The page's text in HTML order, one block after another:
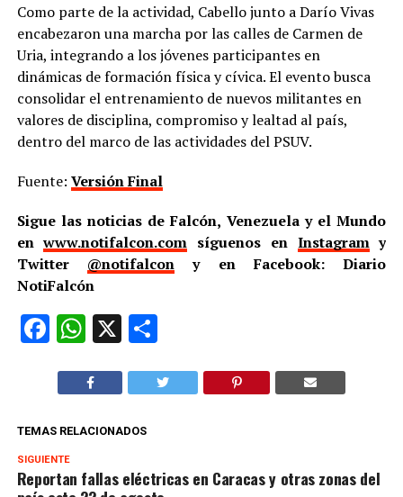
Como parte de la actividad, Cabello junto a Darío Vivas
encabezaron una marcha por las calles de Carmen de
Uria, integrando a los jóvenes participantes en
dinámicas de formación física y cívica. El evento busca
consolidar el entrenamiento de nuevos militantes en
valores de disciplina, compromiso y lealtad al país,
dentro del marco de las actividades del PSUV.
Fuente: Versión Final
Sigue las noticias de Falcón, Venezuela y el Mundo
enwww.notifalcon.com síguenos en Instagramy
Twitter @notifalcon y en Facebook: Diario
NotiFalcón
Facebook
WhatsApp
X Compartir
TEMAS RELACIONADOS
SIGUIENTE
Reportan fallas eléctricas en Caracas y otras zonas del